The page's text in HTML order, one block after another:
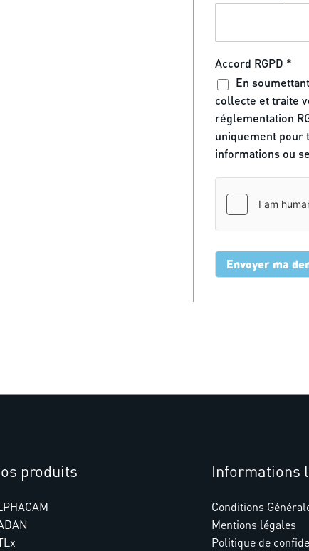
Accord RGPD *
En
collecte et traite
réglementation
uniquement pour
informations ou
Envoyer ma
produits Informations
Conditions
Mentions légales
Politique de